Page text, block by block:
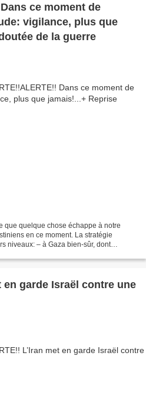
ce moment de
vigilance, plus que
de la guerre
que quelque chose échappe à notre
en ce moment. La stratégie
niveaux: – à Gaza bien-sûr, dont
en garde Israël contre une